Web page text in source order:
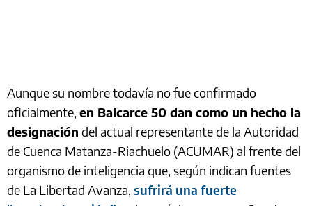
Aunque su nombre todavía no fue confirmado
oficialmente, en Balcarce 50 dan como un hecho la
designación del actual representante de la Autoridad
de Cuenca Matanza-Riachuelo (ACUMAR) al frente del
organismo de inteligencia que, según indican fuentes
de La Libertad Avanza, sufrirá una fuerte